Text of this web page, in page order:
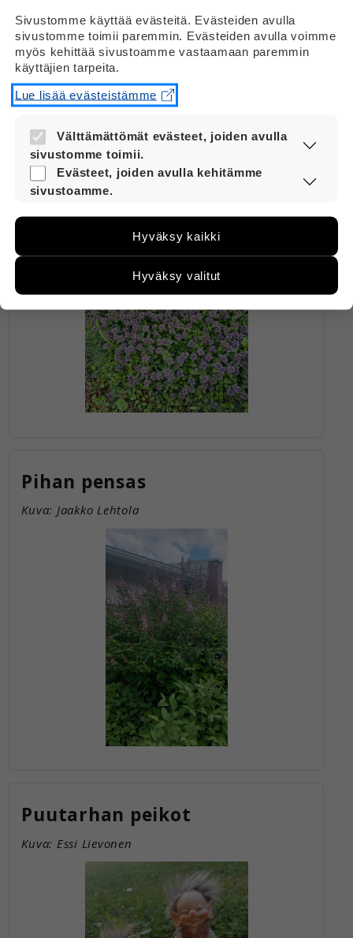
Pienet kukat
Kuva: Matias Saarikoski
Pihan pensas
Kuva: Jaakko Lehtola
Puutarhan peikot
Kuva: Essi Lievonen
Sivustomme käyttää evästeitä. Evästeiden avulla
sivustomme toimii paremmin. Evästeiden avulla voimme
myös kehittää sivustoamme vastaamaan paremmin
käyttäjien tarpeita.
Lue lisää evästeistämme
Välttämättömät evästeet, joiden avulla
sivustomme toimii.
Nämä evästeet ovat aina käytössä, jotta
sivustoamme voi käyttää sujuvasti ja
Evästeet, joiden avulla kehitämme
sivustoamme.
voimme kehittää sivustoamme vastaamaan
paremmin käyttäjien tarpeita. Tietoa kerätään
esimerkiksi kävijämääristä ja siitä, mitä sivuja
kuitenkaan kerää henkilötietoja kuten nimiä,
eikä tietoja voi yhdistää yksittäiseen käyttäjään.
Voit valita, hyväksytkö näiden evästeiden
Hyväksy kaikki
Hyväksy valitut